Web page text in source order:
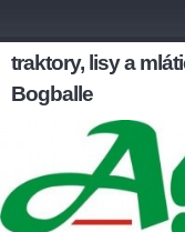
traktory, lisy a
Bogballe